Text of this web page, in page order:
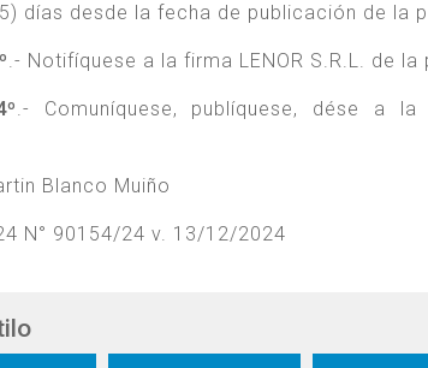
días desde la fecha de publicación de la
.- Notifíquese a la firma LENOR S.R.L. de
.- Comuníquese, publíquese, dése a la
Blanco Muiño
N° 90154/24 v. 13/12/2024